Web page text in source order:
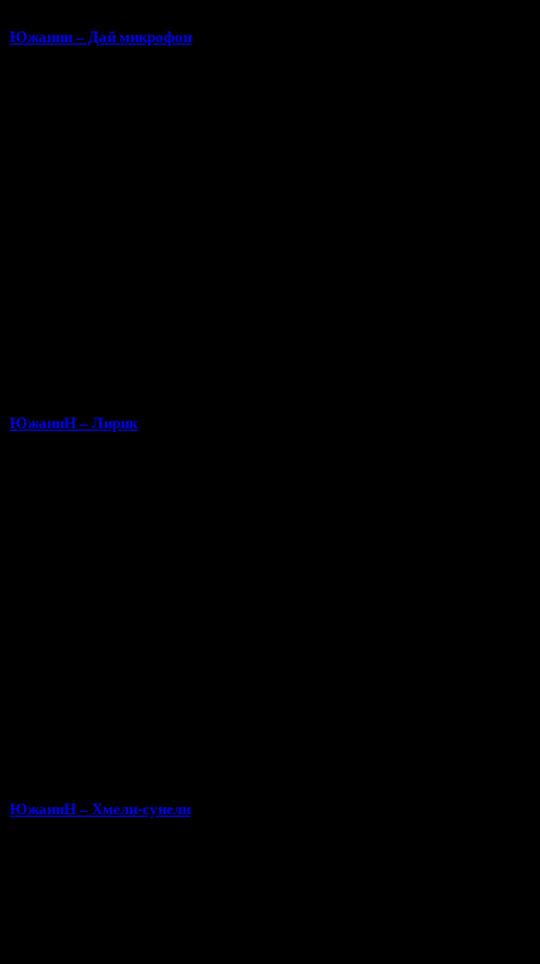
Южанин – Дай микрофон
ЮжаниН – Лирик
ЮжаниН – Хмели-сунели